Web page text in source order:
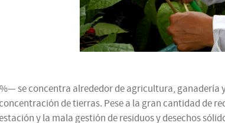
se concentra alrededor de agricultura, ganadería
de tierras. Pese a la gran cantidad de
y la mala gestión de residuos y desechos